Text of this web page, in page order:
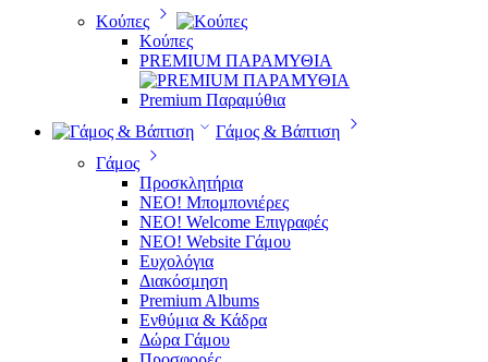
Κούπες
Κούπες
PREMIUM ΠΑΡΑΜΥΘΙΑ
Premium Παραμύθια
Γάμος & Βάπτιση
Γάμος
Προσκλητήρια
ΝΕΟ! Μπομπονιέρες
NEO! Welcome Επιγραφές
ΝΕΟ! Website Γάμου
Ευχολόγια
Διακόσμηση
Premium Albums
Ενθύμια & Κάδρα
Δώρα Γάμου